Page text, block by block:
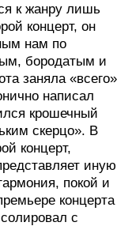
к жанру лишь
концерт, он
нам по
бородатым и
заняла «всего»
написал
крошечный
скерцо». В
концерт,
иную
покой и
концерта
с